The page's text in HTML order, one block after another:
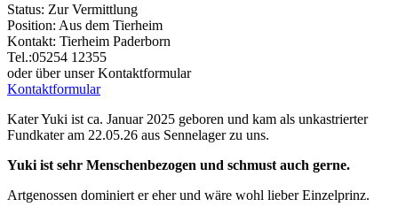
Status: Zur Vermittlung
Position: Aus dem Tierheim
Kontakt: Tierheim Paderborn
Tel.:05254 12355
oder über unser Kontaktformular
Kontaktformular
Kater Yuki ist ca. Januar 2025 geboren und kam als unkastrierter
Fundkater am 22.05.26 aus Sennelager zu uns.
Yuki ist sehr Menschenbezogen und schmust auch gerne.
Artgenossen dominiert er eher und wäre wohl lieber Einzelprinz.